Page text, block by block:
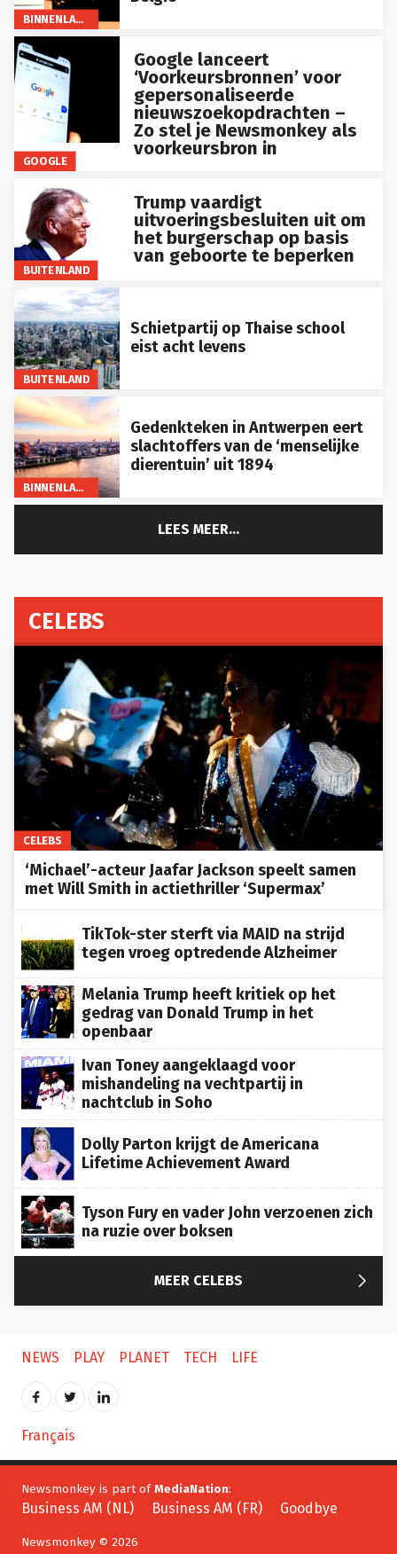
BINNENLAND
GOOGLE
Google lanceert
‘Voorkeursbronnen’ voor
gepersonaliseerde
nieuwszoekopdrachten –
Zo stel je Newsmonkey als
voorkeursbron in
BUITENLAND
Trump vaardigt
uitvoeringsbesluiten uit om
het burgerschap op basis
van geboorte te beperken
BUITENLAND
Schietpartij op Thaise school
eist acht levens
BINNENLAND
Gedenkteken in Antwerpen eert
slachtoffers van de ‘menselijke
dierentuin’ uit 1894
LEES MEER...
CELEBS
CELEBS
‘Michael’-acteur Jaafar Jackson speelt samen
met Will Smith in actiethriller ‘Supermax’
TikTok-ster sterft via MAID na strijd
tegen vroeg optredende Alzheimer
Melania Trump heeft kritiek op het
gedrag van Donald Trump in het
openbaar
Ivan Toney aangeklaagd voor
mishandeling na vechtpartij in
nachtclub in Soho
Dolly Parton krijgt de Americana
Lifetime Achievement Award
Tyson Fury en vader John verzoenen zich
na ruzie over boksen
MEER CELEBS 
NEWS PLAY PLANET TECH LIFE
Français
Newsmonkey is part of MediaNation
Business AM (NL) Business AM (FR) Goodbye
Newsmonkey © 2026